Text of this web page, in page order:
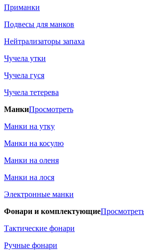
Приманки
Подвесы для манков
Нейтрализаторы запаха
Чучела утки
Чучела гуся
Чучела тетерева
МанкиПросмотреть
Манки на утку
Манки на косулю
Манки на оленя
Манки на лося
Электронные манки
Фонари и комплектующие
Тактические фонари
Ручные фонари